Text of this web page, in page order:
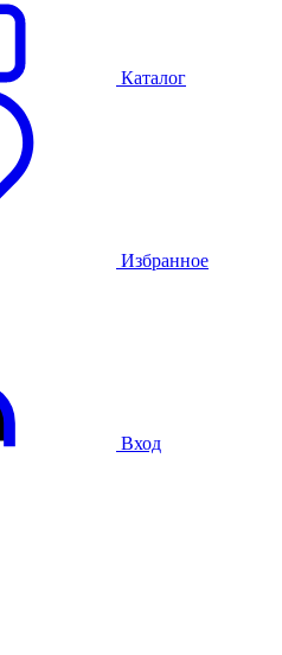
Каталог
Избранное
Вход